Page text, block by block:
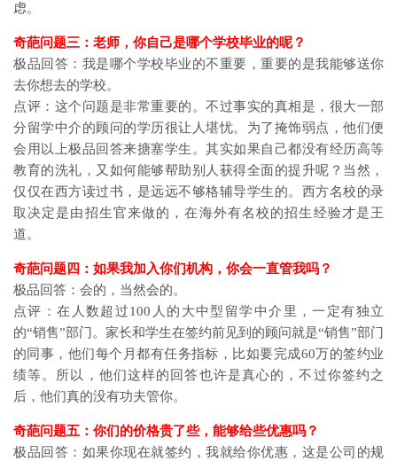
虑。
奇葩问题三：老师，你自己是哪个学校毕业的呢？
极品回答：我是哪个学校毕业的不重要，重要的是我能够送你
去你想去的学校。
点评：这个问题是非常重要的。不过事实的真相是，很大一部
分留学中介的顾问的学历很让人堪忧。为了掩饰弱点，他们便
会用以上极品回答来搪塞学生。其实如果自己都没有经历高等
教育的洗礼，又如何能够帮助别人获得全面的提升呢？当然，
仅仅在西方读过书，是远远不够格辅导学生的。西方名校的录
取决定是由招生官来做的，在海外有名校的招生经验才是王
道。
奇葩问题四：如果我加入你们机构，你会一直管我吗？
极品回答：会的，当然会的。
点评：在人数超过100人的大中型留学中介里，一定有独立
的“销售”部门。家长和学生在签约前见到的顾问就是“销售”部门
的同事，他们每个月都有任务指标，比如要完成60万的签约业
绩等。所以，他们这样的回答也许是真心的，不过你签约之
后，他们真的没有功夫管你。
奇葩问题五：你们的价格贵了些，能够给些优惠吗？
极品回答：如果你现在就签约，我就给你优惠，这是公司的规